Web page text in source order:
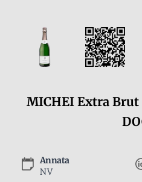
MICHEI Extra Brut
Annata
NV